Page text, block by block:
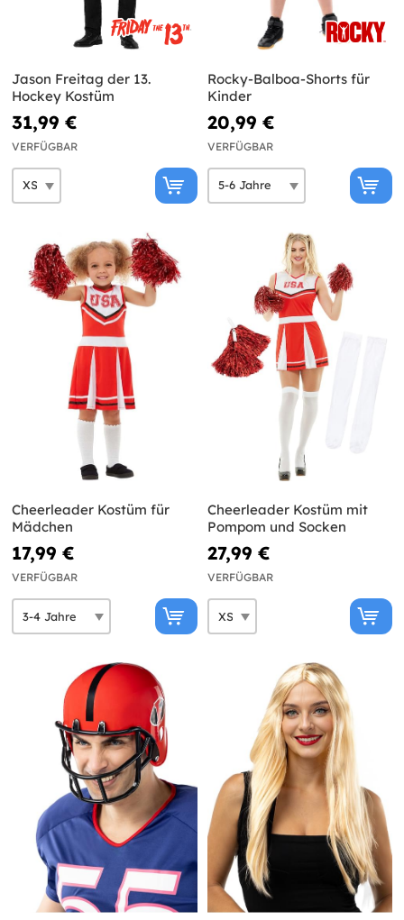
Jason Freitag der 13.
Hockey Kostüm
31,99 €
VERFÜGBAR
Rocky-Balboa-Shorts für
Kinder
20,99 €
VERFÜGBAR
Cheerleader Kostüm für
Mädchen
17,99 €
VERFÜGBAR
Cheerleader Kostüm mit
Pompom und Socken
27,99 €
VERFÜGBAR